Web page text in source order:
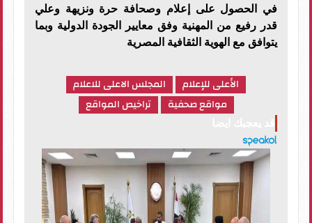
في الحصول على إعلام وصحافة حرة ونزيهة وعلي
قدر رفيع من المهنية وفق معايير الجودة الدولية وبما
يتوافق مع الهوية الثقافية المصرية
الأعلى للإعلام
المجلس الاعلى للاعلام
مواقع صحفية
تراخيص المواقع